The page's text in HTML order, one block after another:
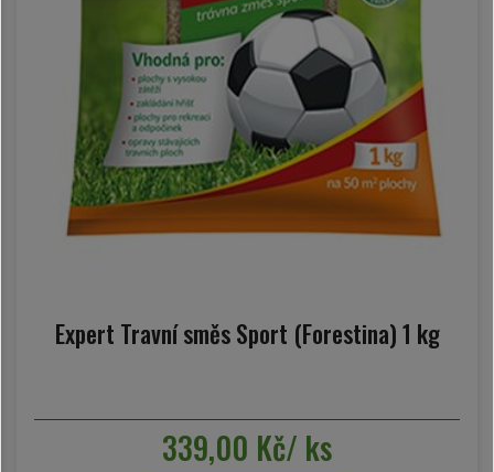
Expert Travní směs Sport (Forestina) 1 kg
339,00 Kč/ ks